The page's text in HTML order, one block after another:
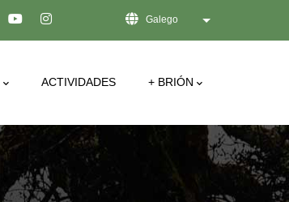
Galego List additional
ACTIVIDADES + BRIÓN